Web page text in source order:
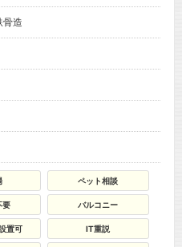
骨造
ペット相談
要 バルコニー
置可 IT重説